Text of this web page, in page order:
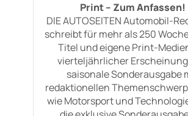
Print – Zum Anfassen!
DIE AUTOSEITEN Automobil-
schreibt für mehr als 250
Titel und eigene Print-
vierteljährlicher
saisonale Sonderausgabe
redaktionellen
wie Motorsport und